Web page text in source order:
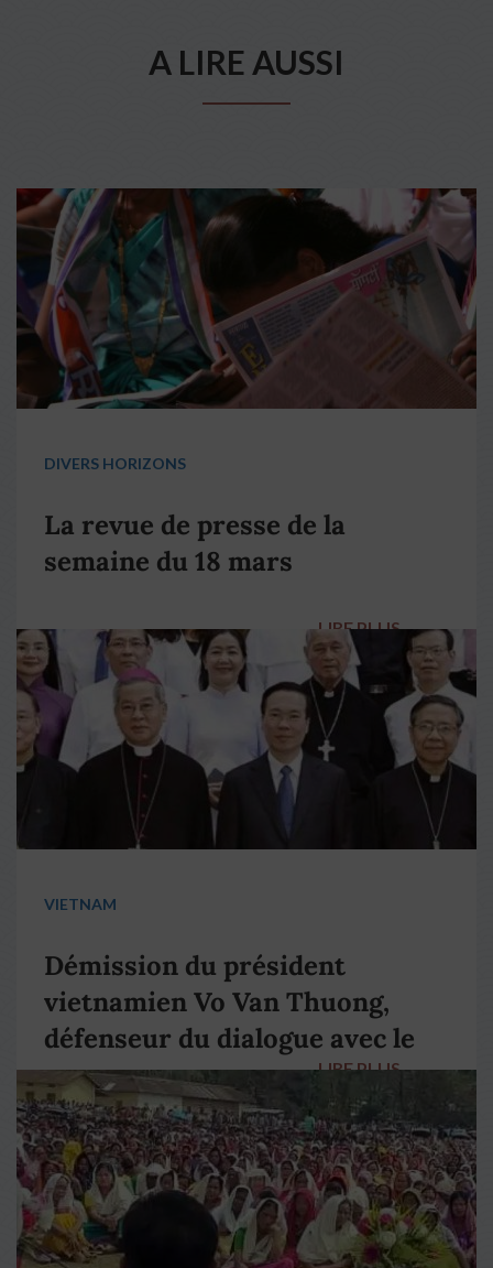
A LIRE AUSSI
DIVERS HORIZONS
La revue de presse de la
semaine du 18 mars
LIRE PLUS →
VIETNAM
Démission du président
vietnamien Vo Van Thuong,
défenseur du dialogue avec le
pape François
LIRE PLUS →